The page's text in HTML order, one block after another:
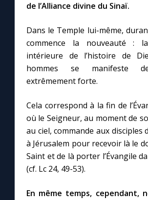
Contact
Faire un don
Marie de Nazareth
de l’Alliance divine du Sinaï.
Dans le Temple lui-même,
commence la nouveauté :
intérieure de l’histoire de
hommes se manifeste
extrêmement forte.
Cela correspond à la fin de
où le Seigneur, au moment de
au ciel, commande aux
à Jérusalem pour recevoir là le
Saint et de là porter l’Évangile
(cf. Lc 24, 49-53).
En même temps, cependant,